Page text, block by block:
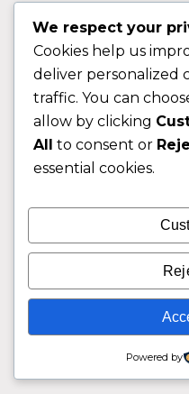
Contactos
Sobre nos
FAQ (Perguntas
CLIENTE
Área do Cliente
Livro de Reclamações
© 2026 Fixngo TODOS
We respect your
Cookies help us
deliver personalized
traffic. You can
allow by clicking
All to consent or
essential cookies.
Powered by